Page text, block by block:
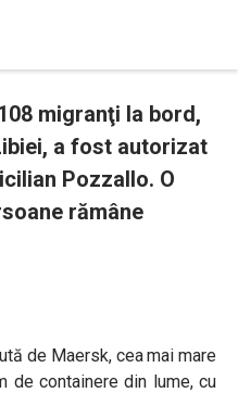
migranţi la bord,
a fost autorizat
Pozzallo. O
rămâne
de Maersk, cea mai mare
de containere din lume, cu